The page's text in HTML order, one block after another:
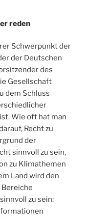
reden
Schwerpunkt der
der Deutschen
des
Gesellschaft
dem Schluss
Wie oft hat man
Recht zu
der
sinnvoll zu sein,
zu Klimathemen
Land wird den
zu sein: